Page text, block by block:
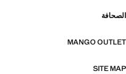
الصحافة
MANGO OUTLET
SITE MAP